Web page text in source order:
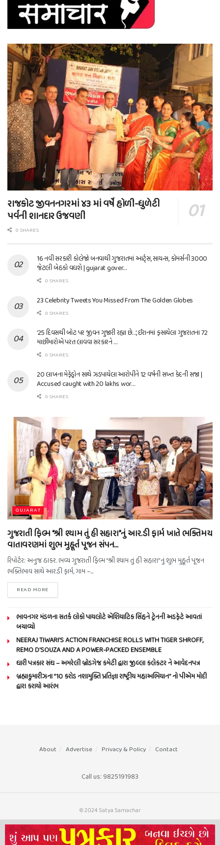
રાજકોટ જીવનનગરમાં ૪૩ માં વર્ષે હોળી-ધુળેટી
પર્વની શાનદાર ઉજવણી
0 SHARES
16 નવી સરકારી કોલેજો બનવાથી ગુજરાતમાં આર્ટ્સ, સાયન્સ, કોમર્સની 3000
જેટલી બેઠકો વધશે | gujarat gover…
0 SHARES
23 Celebrity Tweets You Missed From The Golden Globes
0 SHARES
’25 દિવસથી બોટ પર જીવન ગુજારી રહ્યા છે…’, ઈરાનમાં ફસાયેલા ગુજરાતના 72
માછીમારોએ પરત લાવવા સરકારને …
0 SHARES
20 લાખના મેફેડ્રોન સાથે ઝડપાયેલા આરોપીને 12 વર્ષની સખ્ત કેદની સજા |
Accused caught with 20 lakhs wor…
0 SHARES
GUJARAT
ગુજરાતી ફિલ્મ “શ્રી શ્યામ તું હી સહારા”નું આર.ડી ફાર્મ ખાતે ભક્તિમય
વાતાવરણમાં શુભ મુહૂર્ત પૂજન સંપન…
રિપોર્ટર: અનુજ ઠાકર. ભવ્ય ગુજરાતી ફિલ્મ “શ્રી શ્યામ તું હી સહારા”નું શુભ મુહૂર્ત પૂજન
ભક્તિભાવ સાથે આર.ડી ફાર્મ, ગામ –...
READ MORE
ભાવનગર મંડળના સતર્ક લોકો પાયલોટે એશિયાટિક સિંહને ટ્રેનની અડફેટે આવતાં
બચાવ્યો
NEERAJ TIWARI’S ACTION FRANCHISE ROLLS WITH TIGER SHROFF,
REMO D’SOUZA AND A POWER-PACKED ENSEMBLE
ધારી પત્રકાર સંઘ – અમરેલી બ્રોડગેજ કમેટી દ્વારા જીલ્લા કલેકટર ને આવેદનપત્ર
બ્રહ્માકુમારીઝના “10 કરોડ નશામુક્તિ પ્રતિજ્ઞા રાષ્ટ્રીય મહાઅભિયાન” નો પીએમ મોદી
દ્વારા કરાયો આરંભ
About Advertise Privacy & Policy Contact
Call us: 9825191983
© 2024 Satya Samachar